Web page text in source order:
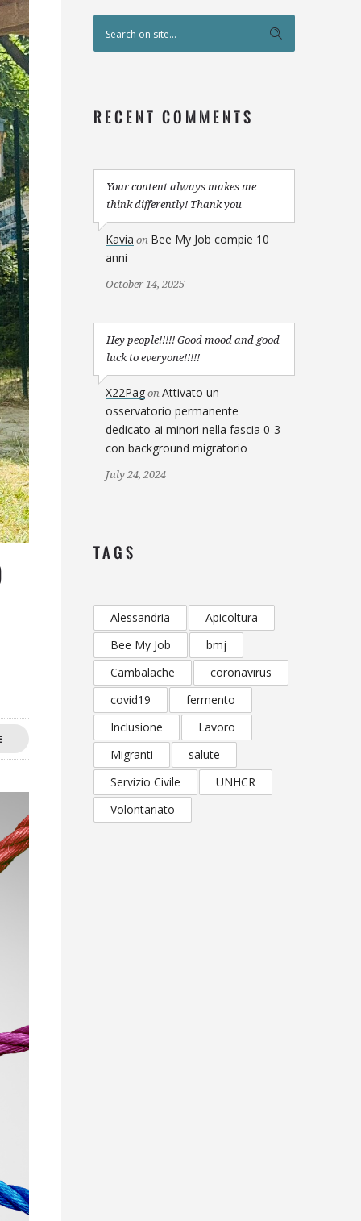
RECENT COMMENTS
Your content always makes me
think differently! Thank you
Kavia on Bee My Job compie 10
anni
October 14, 2025
Hey people!!!!! Good mood and good
luck to everyone!!!!!
X22Pag on Attivato un
osservatorio permanente
dedicato ai minori nella fascia 0-3
con background migratorio
July 24, 2024
TAGS
Alessandria
Apicoltura
Bee My Job
bmj
Cambalache
coronavirus
covid19
fermento
Inclusione
Lavoro
Migranti
salute
Servizio Civile
UNHCR
Volontariato